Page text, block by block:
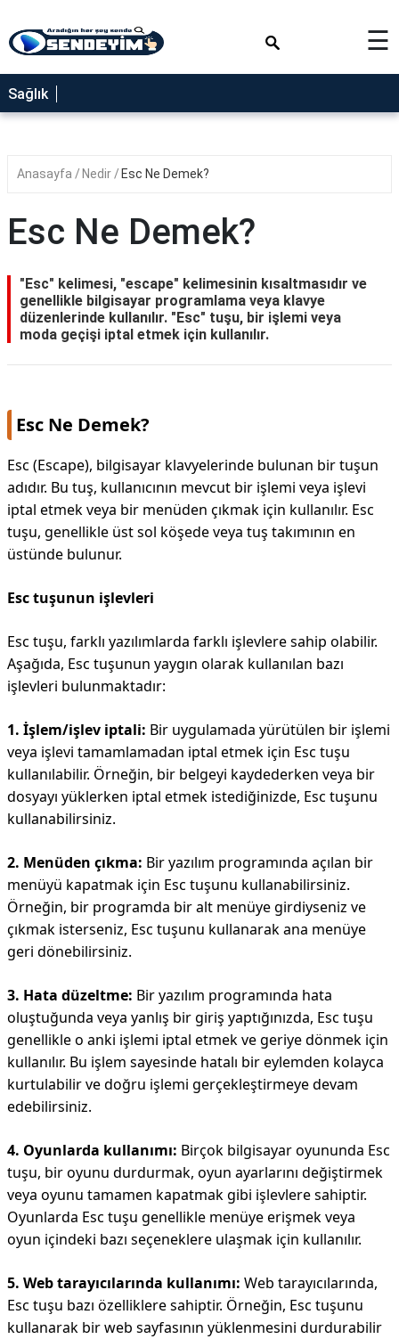
SAĞLIK
NEDİR
YEMEK
RÜYA
GEZİLECEK
YERLER
BLOG
☰
Sağlık
Anasayfa Nedir Esc Ne Demek?
Esc Ne Demek?
"Esc" kelimesi, "escape" kelimesinin kısaltmasıdır ve
genellikle bilgisayar programlama veya klavye
düzenlerinde kullanılır. "Esc" tuşu, bir işlemi veya
moda geçişi iptal etmek için kullanılır.
Esc Ne Demek?
Esc (Escape), bilgisayar klavyelerinde bulunan bir tuşun
adıdır. Bu tuş, kullanıcının mevcut bir işlemi veya işlevi
iptal etmek veya bir menüden çıkmak için kullanılır. Esc
tuşu, genellikle üst sol köşede veya tuş takımının en
üstünde bulunur.
Esc tuşunun işlevleri
Esc tuşu, farklı yazılımlarda farklı işlevlere sahip olabilir.
Aşağıda, Esc tuşunun yaygın olarak kullanılan bazı
işlevleri bulunmaktadır:
1. İşlem/işlev iptali: Bir uygulamada yürütülen bir işlemi
veya işlevi tamamlamadan iptal etmek için Esc tuşu
kullanılabilir. Örneğin, bir belgeyi kaydederken veya bir
dosyayı yüklerken iptal etmek istediğinizde, Esc tuşunu
kullanabilirsiniz.
2. Menüden çıkma: Bir yazılım programında açılan bir
menüyü kapatmak için Esc tuşunu kullanabilirsiniz.
Örneğin, bir programda bir alt menüye girdiyseniz ve
çıkmak isterseniz, Esc tuşunu kullanarak ana menüye
geri dönebilirsiniz.
3. Hata düzeltme: Bir yazılım programında hata
oluştuğunda veya yanlış bir giriş yaptığınızda, Esc tuşu
genellikle o anki işlemi iptal etmek ve geriye dönmek için
kullanılır. Bu işlem sayesinde hatalı bir eylemden kolayca
kurtulabilir ve doğru işlemi gerçekleştirmeye devam
edebilirsiniz.
4. Oyunlarda kullanımı: Birçok bilgisayar oyununda Esc
tuşu, bir oyunu durdurmak, oyun ayarlarını değiştirmek
veya oyunu tamamen kapatmak gibi işlevlere sahiptir.
Oyunlarda Esc tuşu genellikle menüye erişmek veya
oyun içindeki bazı seçeneklere ulaşmak için kullanılır.
5. Web tarayıcılarında kullanımı: Web tarayıcılarında,
Esc tuşu bazı özelliklere sahiptir. Örneğin, Esc tuşunu
kullanarak bir web sayfasının yüklenmesini durdurabilir